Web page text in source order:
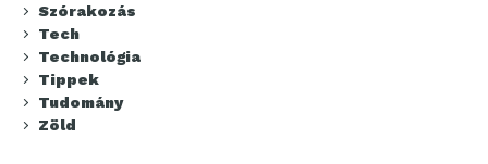
Szórakozás
Tech
Technológia
Tippek
Tudomány
Zöld